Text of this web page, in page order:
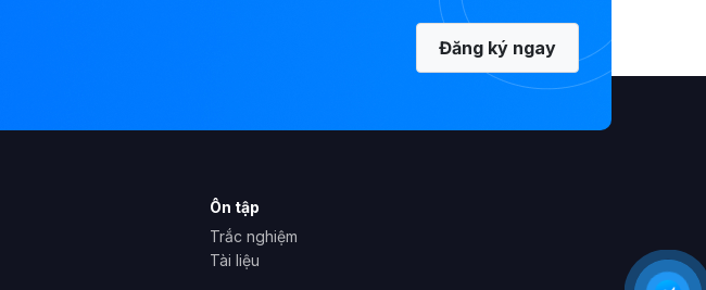
Đăng ký ngay
Ôn tập
Trắc nghiệm
Tài liệu